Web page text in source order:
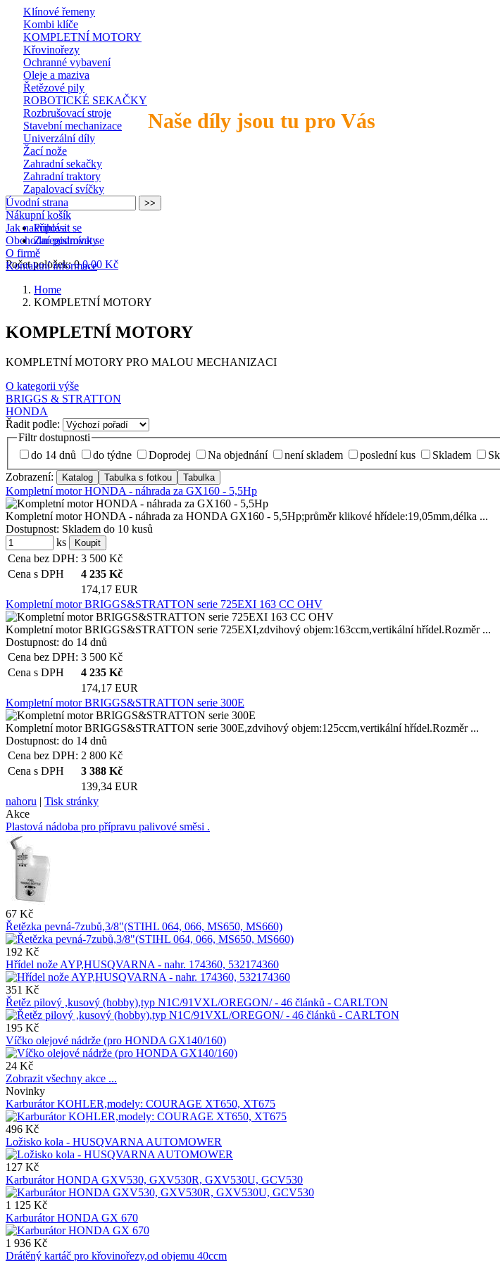
Naše díly jsou tu pro Vás
Klínové řemeny
Kombi klíče
KOMPLETNÍ MOTORY
Křovinořezy
Ochranné vybavení
Oleje a maziva
Řetězové pily
ROBOTICKÉ SEKAČKY
Rozbrušovací stroje
Stavební mechanizace
Univerzální díly
Žací nože
Zahradní sekačky
Zahradní traktory
Zapalovací svíčky
Přihlásit se
Zaregistrovat se
Počet položek: 0 0,00 Kč
Úvodní strana
Nákupní košík
Jak nakupovat
Obchodní podmínky
O firmě
Kontaktní informace
Home
KOMPLETNÍ MOTORY
KOMPLETNÍ MOTORY
KOMPLETNÍ MOTORY PRO MALOU MECHANIZACI
O kategorii výše
BRIGGS & STRATTON
HONDA
Řadit podle:
Filtr dostupnosti
do 14 dnů
do týdne Doprodej Na objednání není skladem poslední kus Skladem
Zobrazení:
Kompletní motor HONDA - náhrada za GX160 - 5,5Hp
Kompletní motor HONDA - náhrada za HONDA GX160 - 5,5Hp;průměr klikové hřídele:19,05mm,délka ...
Dostupnost: Skladem do 10 kusů
ks
Cena bez DPH: 3 500 Kč
Cena s DPH
4 235 Kč
174,17 EUR
Kompletní motor BRIGGS&STRATTON serie 725EXI 163 CC OHV
Kompletní motor BRIGGS&STRATTON serie 725EXI,zdvihový objem:163ccm,vertikální hřídel.Rozměr ...
Dostupnost: do 14 dnů
Cena bez DPH: 3 500 Kč
Cena s DPH
4 235 Kč
174,17 EUR
Kompletní motor BRIGGS&STRATTON serie 300E
Kompletní motor BRIGGS&STRATTON serie 300E,zdvihový objem:125ccm,vertikální hřídel.Rozměr ...
Dostupnost: do 14 dnů
Cena bez DPH: 2 800 Kč
Cena s DPH
3 388 Kč
139,34 EUR
nahoru | Tisk stránky
Akce
Plastová nádoba pro přípravu palivové směsi .
67 Kč
Řetězka pevná-7zubů,3/8"(STIHL 064, 066, MS650, MS660)
192 Kč
Hřídel nože AYP,HUSQVARNA - nahr. 174360, 532174360
351 Kč
Řetěz pilový ,kusový (hobby),typ N1C/91VXL/OREGON/ - 46 článků - CARLTON
195 Kč
Víčko olejové nádrže (pro HONDA GX140/160)
24 Kč
Zobrazit všechny akce ...
Novinky
Karburátor KOHLER,modely: COURAGE XT650, XT675
496 Kč
Ložisko kola - HUSQVARNA AUTOMOWER
127 Kč
Karburátor HONDA GXV530, GXV530R, GXV530U, GCV530
1 125 Kč
Karburátor HONDA GX 670
1 936 Kč
Drátěný kartáč pro křovinořezy,od objemu 40ccm